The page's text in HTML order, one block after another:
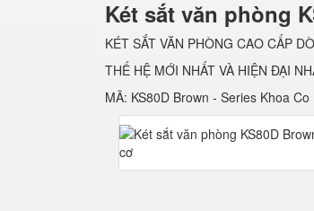
Két sắt văn phòng
KÉT SẮT VĂN PHÒNG CAO CẤP
THẾ HỆ MỚI NHẤT VÀ HIỆN ĐẠI
MÃ: KS80D Brown - Series Khoa Co